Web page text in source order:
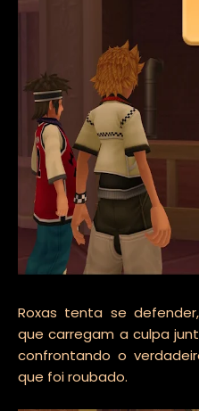
Roxas tenta se
que carregam a culpa
confrontando o
que foi roubado.